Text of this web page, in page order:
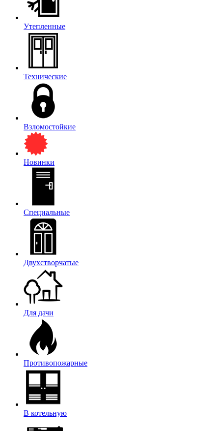
Утепленные
Технические
Взломостойкие
Новинки
Специальные
Двухстворчатые
Для дачи
Противопожарные
В котельную